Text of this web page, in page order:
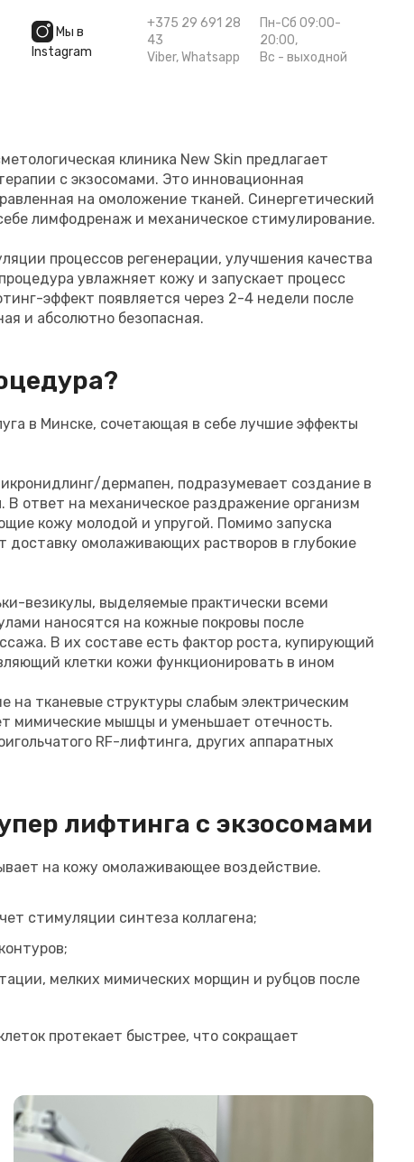
Мы в
Instagram
+375 29 691 28
43
Viber,Whatsapp
Пн-Сб 09:00-
20:00,
Вс - выходной
клиника New Skin предлагает
с экзосомами. Это инновационная
на омоложение тканей. Синергетический
лимфодренаж и механическое стимулирование.
процессов регенерации, улучшения качества
увлажняет кожу и запускает процесс
эффект появляется через 2-4 недели после
и абсолютно безопасная.
в Минске, сочетающая в себе лучшие эффекты
дермапен, подразумевает создание в
В ответ на механическое раздражение организм
кожу молодой и упругой. Помимо запуска
доставку омолаживающих растворов в глубокие
везикулы, выделяемые практически всеми
наносятся на кожные покровы после
В их составе есть фактор роста, купирующий
клетки кожи функционировать в ином
на тканевые структуры слабым электрическим
мимические мышцы и уменьшает отечность.
RF-лифтинга, других аппаратных
лифтинга с экзосомами
на кожу омолаживающее воздействие.
стимуляции синтеза коллагена;
мелких мимических морщин и рубцов после
протекает быстрее, что сокращает